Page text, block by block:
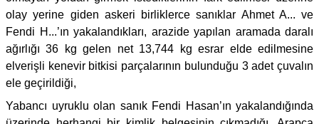
olay yerine giden askeri birliklerce sanıklar Ahmet A... ve
Fendi H...’ın yakalandıkları, arazide yapılan aramada daralı
ağırlığı 36 kg gelen net 13,744 kg esrar elde edilmesine
elverişli kenevir bitkisi parçalarının bulunduğu 3 adet çuvalın
ele geçirildiği,
Yabancı uyruklu olan sanık Fendi Hasan’ın yakalandığında